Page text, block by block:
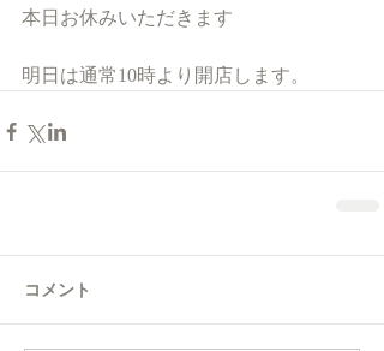
本日お休みいただきます
明日は通常10時より開店します。
コメント